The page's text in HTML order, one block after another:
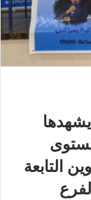
يشهدها
التابعة